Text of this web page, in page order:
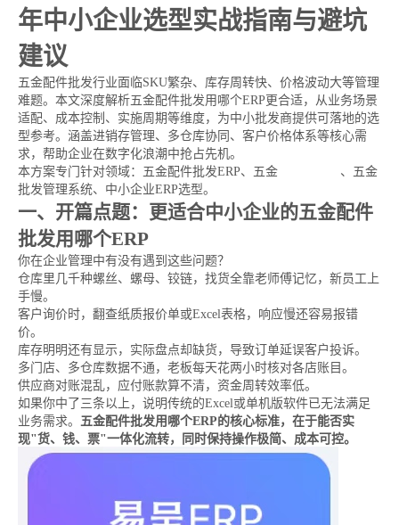
小企业降本增效
年中小企业选型实战指南与避坑
建议
五金配件批发行业面临SKU繁杂、库存周转快、价格波动大等管理
难题。本文深度解析五金配件批发用哪个ERP更合适，从业务场景
适配、成本控制、实施周期等维度，为中小批发商提供可落地的选
型参考。涵盖进销存管理、多仓库协同、客户价格体系等核心需
求，帮助企业在数字化浪潮中抢占先机。
本方案专门针对领域：五金配件批发ERP、五金
、五金
批发管理系统、中小企业ERP选型。
一、开篇点题：更适合中小企业的五金配件
批发用哪个ERP
你在企业管理中有没有遇到这些问题？
仓库里几千种螺丝、螺母、铰链，找货全靠老师傅记忆，新员工上
手慢。
客户询价时，翻查纸质报价单或Excel表格，响应慢还容易报错
价。
库存明明还有显示，实际盘点却缺货，导致订单延误客户投诉。
多门店、多仓库数据不通，老板每天花两小时核对各店账目。
供应商对账混乱，应付账款算不清，资金周转效率低。
如果你中了三条以上，说明传统的Excel或单机版软件已无法满足
业务需求。 五金配件批发用哪个ERP的核心标准，在于能否实
现"货、钱、票"一体化流转，同时保持操作极简、成本可控。